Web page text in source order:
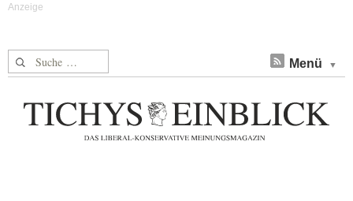
Suche nach: Menü